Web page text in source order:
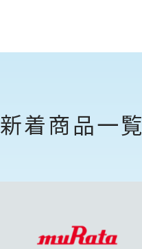
新着商品一覧